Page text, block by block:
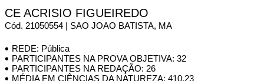
CE ACRISIO FIGUEIREDO
Cód. 21050554 | SAO JOAO BATISTA, MA
REDE: Pública
PARTICIPANTES NA PROVA OBJETIVA: 32
PARTICIPANTES NA REDAÇÃO: 26
MÉDIA EM CIÊNCIAS DA NATUREZA: 410,23